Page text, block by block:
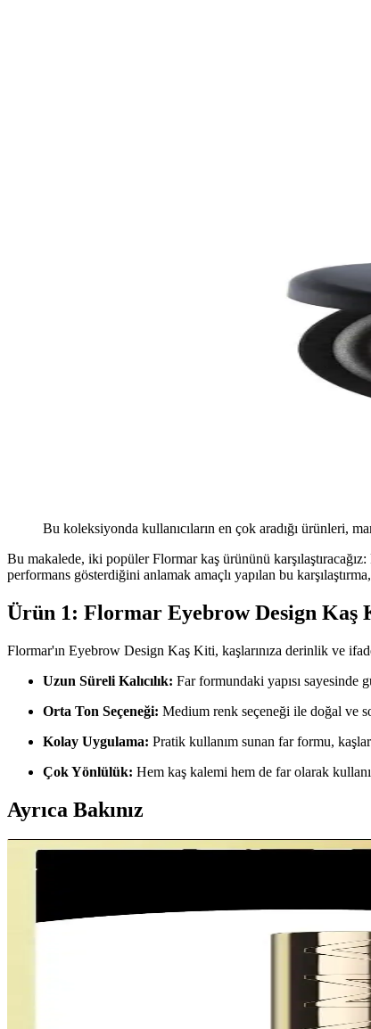
Bu koleksiyonda kullanıcıların en çok aradığı ürünleri,
Bu makalede, iki popüler Flormar kaş ürününü
performans gösterdiğini anlamak amaçlı yapılan bu
Ürün 1: Flormar Eyebrow Design Kaş
Flormar'ın Eyebrow Design Kaş Kiti, kaşlarınıza derinlik ve
Uzun Süreli Kalıcılık: Far formundaki yapısı sayesinde
Orta Ton Seçeneği: Medium renk seçeneği ile doğal ve
Kolay Uygulama: Pratik kullanım sunan far formu,
Çok Yönlülük: Hem kaş kalemi hem de far olarak
Ayrıca Bakınız
Duo Kaş Sabitleyici Ürünlerinin Özellikleri ve
Uzun Süreli ve Etkili Kas Makyajı İçin Temel
Kas makyajı, sahne ve fotoğraf çekimleri için uzun ömürlü ve
Kaş ve Göz Çevresi Makyajında Flormar Brow